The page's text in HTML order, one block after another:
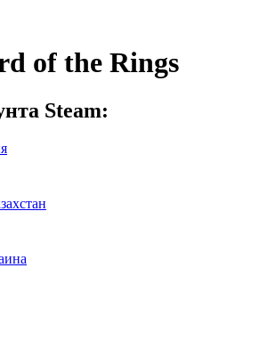
of the Rings
Steam: